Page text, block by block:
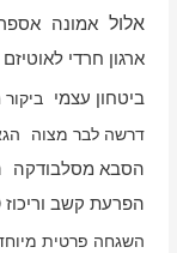
אלול אמונה
ארגון חרדי
ביטחון עצמי ביקור
דרשה לבר מצוה
הסבא מסלבודקה
הפרעת קשב וריכוז ADHD
השגחה פרטית